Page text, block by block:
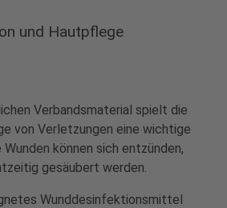
und Hautpflege
Verbandsmaterial spielt die
von Verletzungen eine wichtige
können sich entzünden,
gesäubert werden.
Wunddesinfektionsmittel